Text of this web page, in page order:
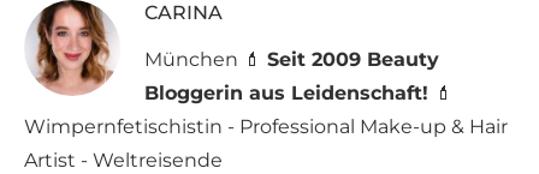
CARINA
München 💄 Seit 2009 Beauty
Bloggerin aus Leidenschaft! 💄
Wimpernfetischistin - Professional Make-up & Hair
Artist - Weltreisende